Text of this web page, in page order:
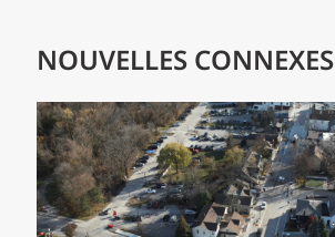
NOUVELLES CONNEXES